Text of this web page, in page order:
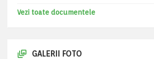
Vezi toate documentele
GALERII FOTO